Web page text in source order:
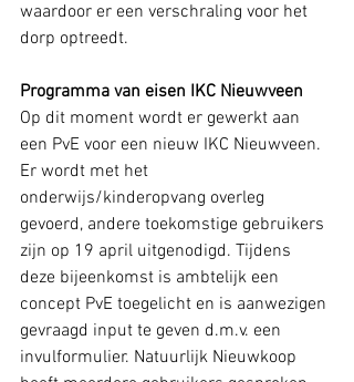
waardoor er een verschraling voor het
dorp optreedt.
Programma van eisen IKC Nieuwveen
Op dit moment wordt er gewerkt aan
een PvE voor een nieuw IKC Nieuwveen.
Er wordt met het
onderwijs/kinderopvang overleg
gevoerd, andere toekomstige gebruikers
zijn op 19 april uitgenodigd. Tijdens
deze bijeenkomst is ambtelijk een
concept PvE toegelicht en is aanwezigen
gevraagd input te geven d.m.v. een
invulformulier. Natuurlijk Nieuwkoop